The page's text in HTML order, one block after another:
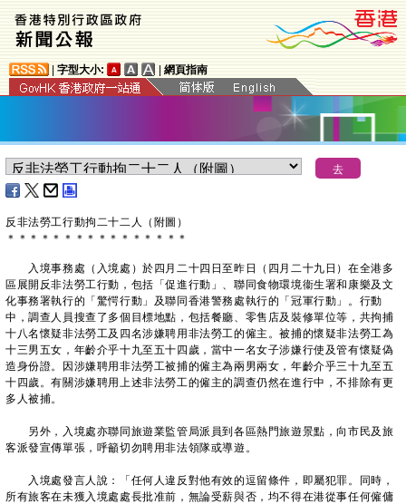
字型大小: 網頁指南
反非法勞工行動拘二十二人（附圖）
＊ ＊ ＊ ＊ ＊ ＊ ＊ ＊ ＊ ＊ ＊ ＊ ＊ ＊ ＊ ＊
入境事務處（入境處）於四月二十四日至昨日（四月二十九日）在全港多
區展開反非法勞工行動，包括「促進行動」、聯同食物環境衞生署和康樂及文
化事務署執行的「驚愕行動」及聯同香港警務處執行的「冠軍行動」。行動
中，調查人員搜查了多個目標地點，包括餐廳、零售店及裝修單位等，共拘捕
十八名懷疑非法勞工及四名涉嫌聘用非法勞工的僱主。被捕的懷疑非法勞工為
十三男五女，年齡介乎十九至五十四歲，當中一名女子涉嫌行使及管有懷疑偽
造身份證。因涉嫌聘用非法勞工被捕的僱主為兩男兩女，年齡介乎三十九至五
十四歲。有關涉嫌聘用上述非法勞工的僱主的調查仍然在進行中，不排除有更
多人被捕。
另外，入境處亦聯同旅遊業監管局派員到各區熱門旅遊景點，向市民及旅
客派發宣傳單張，呼籲切勿聘用非法領隊或導遊。
入境處發言人說：「任何人違反對他有效的逗留條件，即屬犯罪。同時，
所有旅客在未獲入境處處長批准前，無論受薪與否，均不得在港從事任何僱傭